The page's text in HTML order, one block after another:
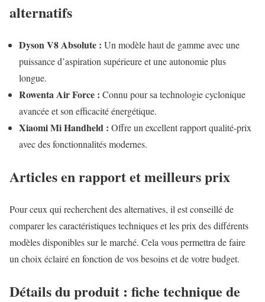
alternatifs
Dyson V8 Absolute : Un modèle haut de gamme avec une
puissance d’aspiration supérieure et une autonomie plus
longue.
Rowenta Air Force : Connu pour sa technologie cyclonique
avancée et son efficacité énergétique.
Xiaomi Mi Handheld : Offre un excellent rapport qualité-prix
avec des fonctionnalités modernes.
Articles en rapport et meilleurs prix
Pour ceux qui recherchent des alternatives, il est conseillé de
comparer les caractéristiques techniques et les prix des différents
modèles disponibles sur le marché. Cela vous permettra de faire
un choix éclairé en fonction de vos besoins et de votre budget.
Détails du produit : fiche technique de